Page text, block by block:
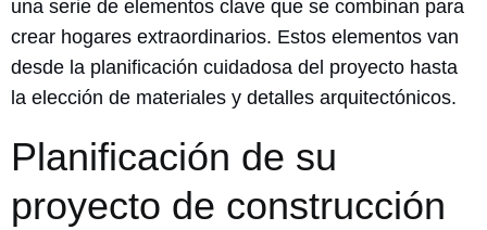
una serie de elementos clave que se combinan para
crear hogares extraordinarios. Estos elementos van
desde la planificación cuidadosa del proyecto hasta
la elección de materiales y detalles arquitectónicos.
Planificación de su
proyecto de construcción